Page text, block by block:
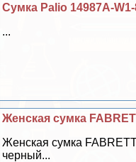
Сумка Palio 14987A-
...
Женская сумка
Женская сумка
черный...